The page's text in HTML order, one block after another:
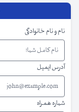
نام و نام خانوادگی
آدرس ایمیل
شماره همراه